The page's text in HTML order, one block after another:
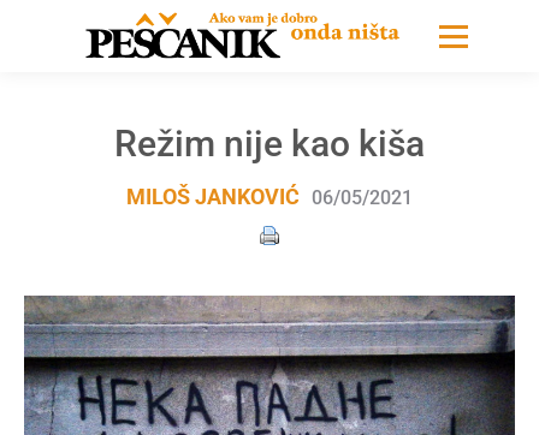
Režim nije kao kiša
MILOŠ JANKOVIĆ 06/05/2021